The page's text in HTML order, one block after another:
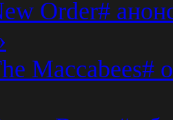
Order#
Maccabees#